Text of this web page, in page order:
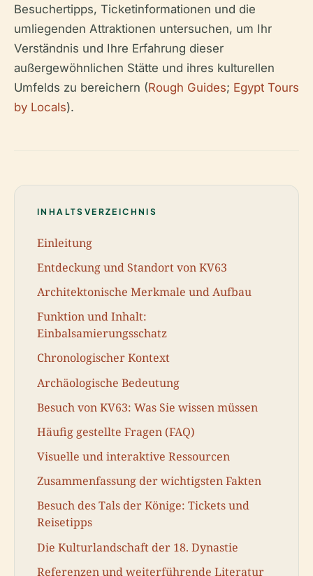
Besuchertipps, Ticketinformationen und die
umliegenden Attraktionen untersuchen, um Ihr
Verständnis und Ihre Erfahrung dieser
außergewöhnlichen Stätte und ihres kulturellen
Umfelds zu bereichern (Rough Guides; Egypt Tours
by Locals).
INHALTSVERZEICHNIS
Einleitung
Entdeckung und Standort von KV63
Architektonische Merkmale und Aufbau
Funktion und Inhalt:
Einbalsamierungsschatz
Chronologischer Kontext
Archäologische Bedeutung
Besuch von KV63: Was Sie wissen müssen
Häufig gestellte Fragen (FAQ)
Visuelle und interaktive Ressourcen
Zusammenfassung der wichtigsten Fakten
Besuch des Tals der Könige: Tickets und
Reisetipps
Die Kulturlandschaft der 18. Dynastie
Referenzen und weiterführende Literatur